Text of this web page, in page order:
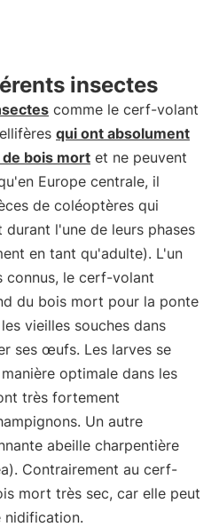
insectes
comme le cerf-volant
qui ont absolument
bois mort et ne peuvent
Europe centrale, il
de coléoptères qui
l'une de leurs phases
en tant qu'adulte). L'un
connus, le cerf-volant
du bois mort pour la ponte
vieilles souches dans
ses œufs. Les larves se
optimale dans les
très fortement
Un autre
abeille charpentière
Contrairement au cerf-
mort très sec, car elle peut
nidification.